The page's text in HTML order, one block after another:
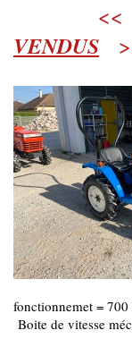
VENDUS
fonctionnemet = 700
Boite de vitesse